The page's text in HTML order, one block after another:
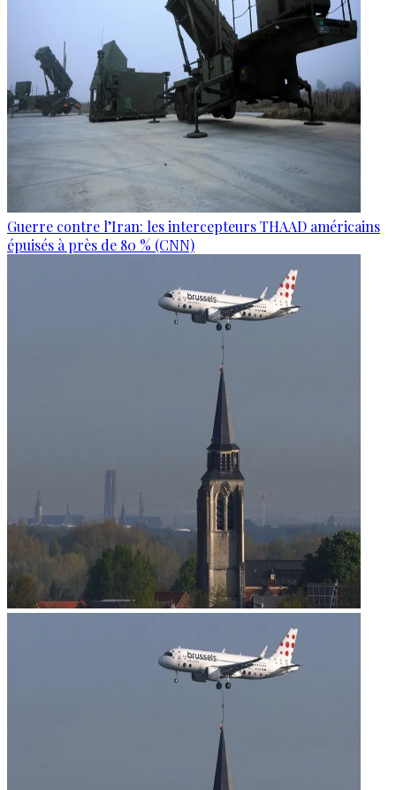
Guerre contre l’Iran: les intercepteurs THAAD américains
épuisés à près de 80 % (CNN)